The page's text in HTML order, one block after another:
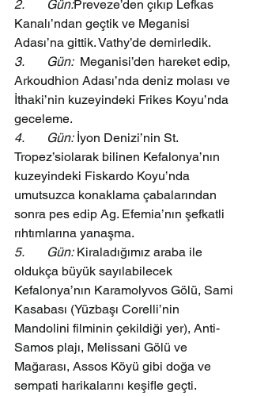
2.       Gün:Preveze’den çıkıp Lefkas
Kanalı’ndan geçtik ve Meganisi
Adası’na gittik. Vathy’de demirledik.
3.       Gün: Meganisi’den hareket edip,
Arkoudhion Adası’nda deniz molası ve
İthaki’nin kuzeyindeki Frikes Koyu’nda
geceleme.
4.       Gün: İyon Denizi’nin St.
Tropez’siolarak bilinen Kefalonya’nın
kuzeyindeki Fiskardo Koyu’nda
umutsuzca konaklama çabalarından
sonra pes edip Ag. Efemia’nın şefkatli
rıhtımlarına yanaşma.
5.       Gün: Kiraladığımız araba ile
oldukça büyük sayılabilecek
Kefalonya’nın Karamolyvos Gölü, Sami
Kasabası (Yüzbaşı Corelli’nin
Mandolini filminin çekildiği yer), Anti-
Samos plajı, Melissani Gölü ve
Mağarası, Assos Köyü gibi doğa ve
sempati harikalarını keşifle geçti.